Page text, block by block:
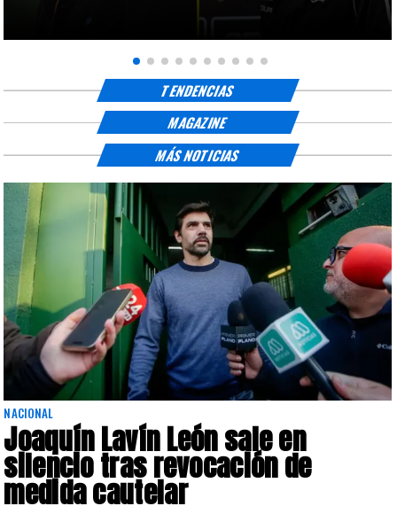
TENDENCIAS
MAGAZINE
NACIONAL
Joaquín Lavín León sale en
silencio tras revocación de
medida cautelar
MÁS NOTICIAS